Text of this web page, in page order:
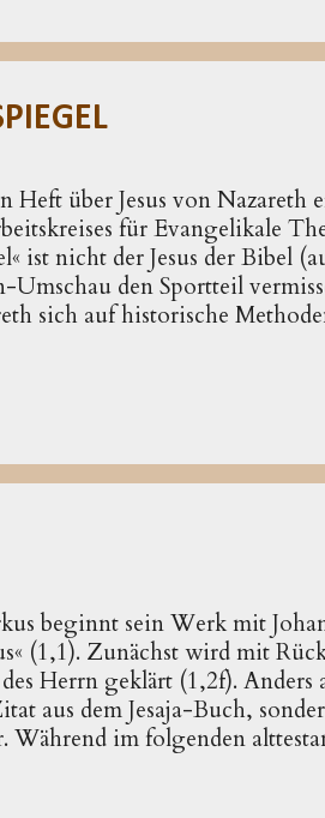
Evangelium abgelehnt?
über Jesus von Nazareth
für Evangelikale
ist nicht der Jesus der Bibel
den Sportteil
sich auf historische
beginnt sein Werk mit
(1,1). Zu­nächst wird mit
Herrn geklärt (1,2f). Anders
aus dem Jesaja-Buch,
Während im folgenden